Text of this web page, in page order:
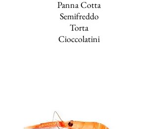
Panna Cotta
Semifreddo
Torta
Cioccolatini